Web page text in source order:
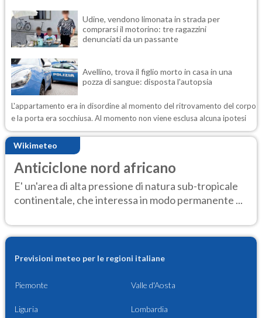
Udine, vendono limonata in strada per
comprarsi il motorino: tre ragazzini
denunciati da un passante
Avellino, trova il figlio morto in casa in una
pozza di sangue: disposta l'autopsia
L'appartamento era in disordine al momento del ritrovamento del corpo
e la porta era socchiusa. Al momento non viene esclusa alcuna ipotesi
Wikimeteo
Anticiclone nord africano
E' un'area di alta pressione di natura sub-tropicale
continentale, che interessa in modo permanente ...
Previsioni meteo per le regioni italiane
Piemonte Valle d'Aosta
Liguria Lombardia